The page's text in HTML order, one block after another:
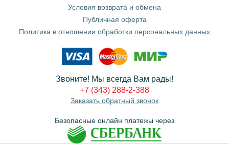
Условия возврата и обмена
Публичная оферта
Политика в отношении обработки персональных данных
Звоните! Мы всегда Вам рады!
+7 (343) 288-2-388
Заказать обратный звонок
Безопасные онлайн платежы через